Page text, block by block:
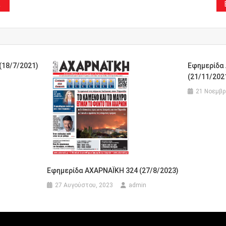
7/2021)
Εφημερίδα ΑΧΑΡΝΑΪΚΗ 324 (27/8/2023)
27 Αυγούστου, 2023 admin
(21/11/
21